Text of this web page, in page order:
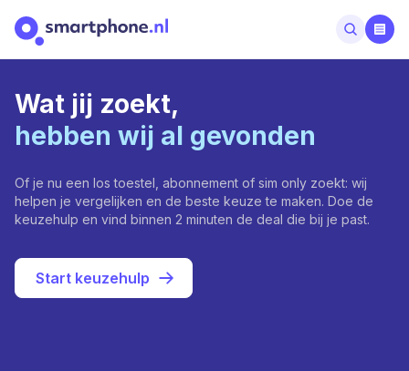
Wat jij zoekt,
hebben wij al gevonden
Of je nu een los toestel, abonnement of sim only zoekt: wij
helpen je vergelijken en de beste keuze te maken. Doe de
keuzehulp en vind binnen 2 minuten de deal die bij je past.
Start keuzehulp